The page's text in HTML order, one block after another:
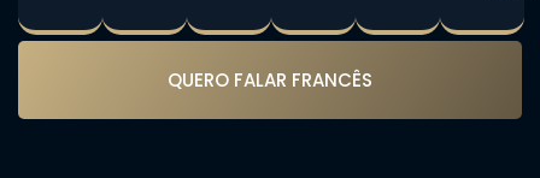
QUERO FALAR FRANCÊS